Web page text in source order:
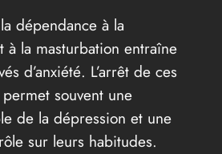
dépendance à la
à la masturbation entraîne
d’anxiété. L’arrêt de ces
souvent une
de la dépression et une
sur leurs habitudes.